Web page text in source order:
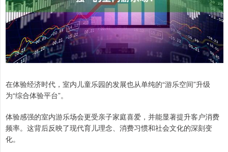
在体验经济时代，室内儿童乐园的发展也从单纯的“游乐空间”升级
为“综合体验平台”。
体验感强的室内游乐场会更受亲子家庭喜爱，并能显著提升客户消费
频率。这背后反映了现代育儿理念、消费习惯和社会文化的深刻变
化。